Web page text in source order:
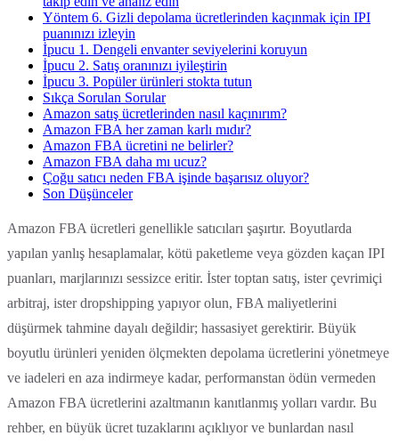
Yöntem 6. Gizli depolama ücretlerinden kaçınmak için IPI
puanınızı izleyin
İpucu 1. Dengeli envanter seviyelerini koruyun
İpucu 2. Satış oranınızı iyileştirin
İpucu 3. Popüler ürünleri stokta tutun
Sıkça Sorulan Sorular
Amazon satış ücretlerinden nasıl kaçınırım?
Amazon FBA her zaman karlı mıdır?
Amazon FBA ücretini ne belirler?
Amazon FBA daha mı ucuz?
Çoğu satıcı neden FBA işinde başarısız oluyor?
Son Düşünceler
Amazon FBA ücretleri genellikle satıcıları şaşırtır. Boyutlarda
yapılan yanlış hesaplamalar, kötü paketleme veya gözden kaçan IPI
puanları, marjlarınızı sessizce eritir. İster toptan satış, ister çevrimiçi
arbitraj, ister dropshipping yapıyor olun, FBA maliyetlerini
düşürmek tahmine dayalı değildir; hassasiyet gerektirir. Büyük
boyutlu ürünleri yeniden ölçmekten depolama ücretlerini yönetmeye
ve iadeleri en aza indirmeye kadar, performanstan ödün vermeden
Amazon FBA ücretlerini azaltmanın kanıtlanmış yolları vardır. Bu
rehber, en büyük ücret tuzaklarını açıklıyor ve bunlardan nasıl